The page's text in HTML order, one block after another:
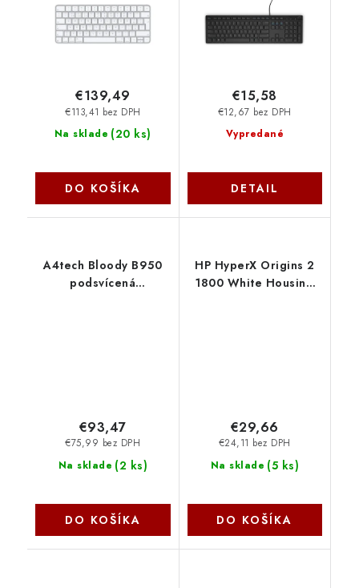
Na sklade (20 ks)
€113,41 bez DPH
€139,49
DO KOŠÍKA
Vypredané
€12,67 bez DPH
€15,58
DETAIL
A4tech Bloody B950
podsvícená
Na sklade (2 ks)
€75,99 bez DPH
€93,47
DO KOŠÍKA
HP HyperX Origins 2
1800 White Housing
Na sklade (5 ks)
€24,11 bez DPH
€29,66
DO KOŠÍKA